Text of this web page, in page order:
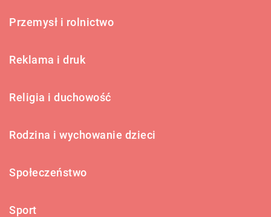
Przemysł i rolnictwo
Reklama i druk
Religia i duchowość
Rodzina i wychowanie dzieci
Społeczeństwo
Sport